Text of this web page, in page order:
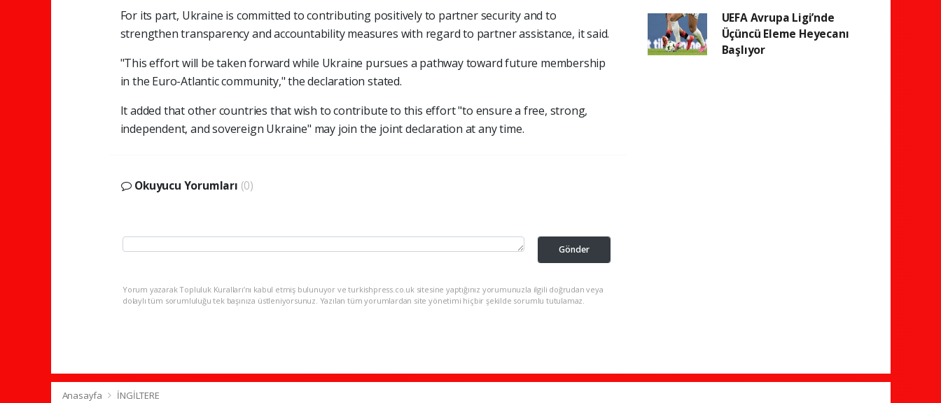
For its part, Ukraine is committed to contributing positively to partner security and to
strengthen transparency and accountability measures with regard to partner assistance, it said.
"This effort will be taken forward while Ukraine pursues a pathway toward future membership
in the Euro-Atlantic community," the declaration stated.
It added that other countries that wish to contribute to this effort "to ensure a free, strong,
independent, and sovereign Ukraine" may join the joint declaration at any time.
Okuyucu Yorumları (0)
Gönder
Yorum yazarak Topluluk Kuralları’nı kabul etmiş bulunuyor ve turkishpress.co.uk sitesine yaptığınız yorumunuzla ilgili doğrudan veya
dolaylı tüm sorumluluğu tek başınıza üstleniyorsunuz. Yazılan tüm yorumlardan site yönetimi hiçbir şekilde sorumlu tutulamaz.
UEFA Avrupa Ligi’nde
Üçüncü Eleme Heyecanı
Başlıyor
Anasayfa İNGİLTERE